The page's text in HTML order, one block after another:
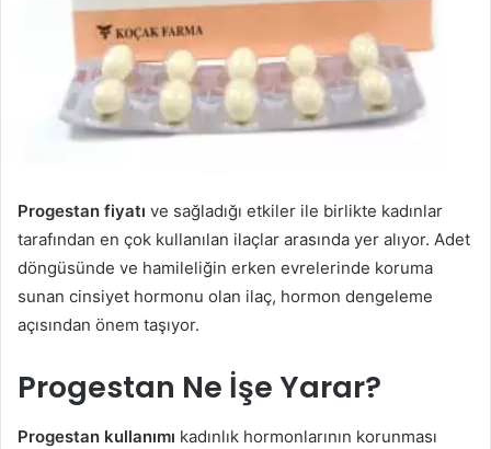
Progestan fiyatı ve sağladığı etkiler ile birlikte kadınlar
tarafından en çok kullanılan ilaçlar arasında yer alıyor. Adet
döngüsünde ve hamileliğin erken evrelerinde koruma
sunan cinsiyet hormonu olan ilaç, hormon dengeleme
açısından önem taşıyor.
Progestan Ne İşe Yarar?
Progestan kullanımı kadınlık hormonlarının korunması